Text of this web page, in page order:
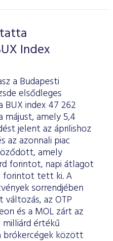
Index
a Budapesti
elsődleges
BUX index 47 262
amely 5,4
jelent az áprilishoz
az azonnali piac
amely
forintot, napi átlagot
forintot tett ki. A
sorrendjében
az OTP
és a MOL zárt az
milliárd értékű
brókercégek között